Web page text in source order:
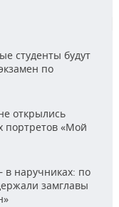
студенты будут
по
открылись
портретов «Мой
наручниках: по
замглавы